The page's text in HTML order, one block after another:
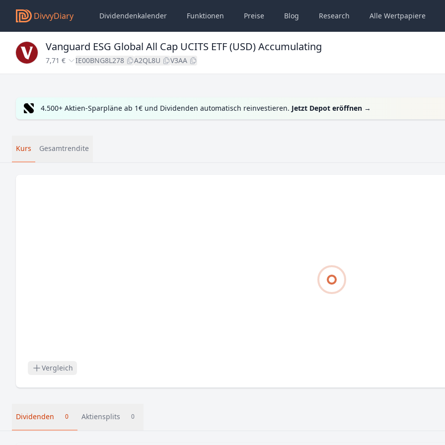
DivvyDiary Dividendenkalender Funktionen Preise Blog Research Alle Wertpapiere
Vanguard ESG Global All Cap UCITS ETF (USD) Accumulating
7,71 € IE00BNG8L278 A2QL8U V3AA
4.500+ Aktien-Sparpläne ab 1€ und Dividenden automatisch reinvestieren. Jetzt Depot eröffnen →
Kurs Gesamtrendite
Vergleich
Dividenden 0 Aktiensplits 0